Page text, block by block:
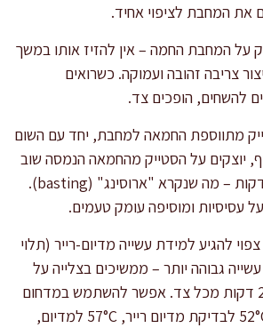
את המחבת לציפוי אחיד.
על המחבת החמה – אין להזיז אותו במשך
צריבה זהובה ועמוקה. כשרואים
להשחים, הופכים צד.
מתווספת החמאה למחבת, יחד עם השום
יוצקים על הסטייק מהחמאה הנמסה שוב
ושוב במשך 2–3 דקות – מה שנקרא "ארוסינג" (basting).
עסיסיות ומוסיפה עומק טעמים.
להגיע למידת עשייה מדיום-רייר (תלוי
גבוהה יותר – ממשיכים בצלייה על
אש קטנה עוד 1–2 דקות מכל צד. אפשר להשתמש במדחום
פנימי – חום של 52°C לבדיקת מדיום רייר, 57°C למדיום,